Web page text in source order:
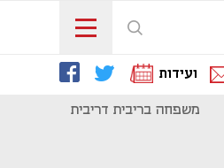
ועידות
משפחה בריבית דריבית